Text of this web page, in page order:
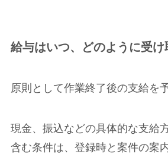
給与はいつ、どのように受け
原則として作業終了後の支給を
現金、振込などの具体的な支給
含む条件は、登録時と案件の案